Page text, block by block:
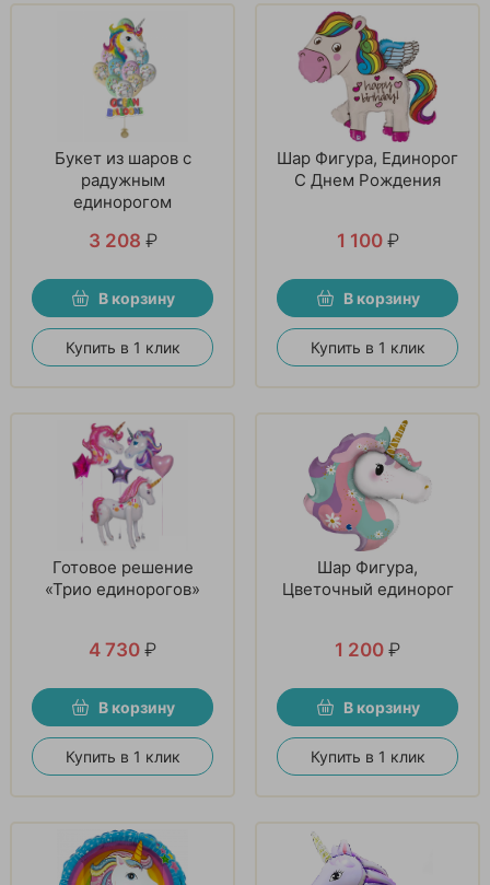
Букет из шаров с
радужным
единорогом
3 208 ₽
В корзину
Купить в 1 клик
Шар Фигура, Единорог
С Днем Рождения
1 100 ₽
В корзину
Купить в 1 клик
Готовое решение
«Трио единорогов»
4 730 ₽
В корзину
Купить в 1 клик
Шар Фигура,
Цветочный единорог
1 200 ₽
В корзину
Купить в 1 клик